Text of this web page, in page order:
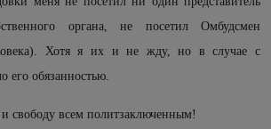
органа, не посетил Омбудсмен
Хотя я их и не жду, но в случае с
его обязанностью.
и свободу всем политзаключенным!